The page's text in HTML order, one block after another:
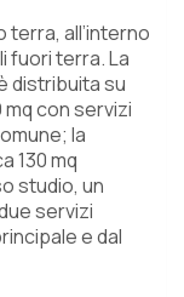
terra, all’interno
fuori terra. La
distribuita su
con servizi
la
130 mq
studio, un
servizi
e dal